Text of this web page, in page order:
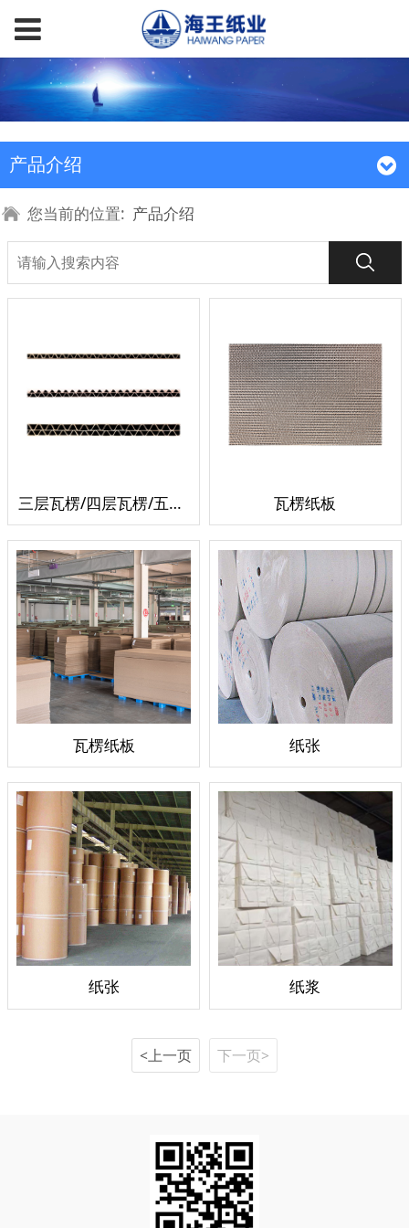
产品介绍
您当前的位置: 产品介绍
三层瓦楞/四层瓦楞/五层瓦楞 瓦楞纸板
瓦楞纸板 纸张
纸张 纸浆
<上一页 下一页>